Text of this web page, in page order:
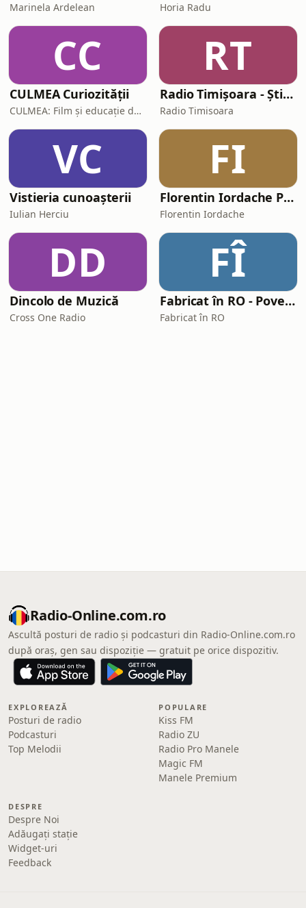
Marinela Ardelean Horia Radu
CC
CULMEA Curiozității
CULMEA: Film și educație de mediu
RT
Radio Timișoara - Știri, informații și ... muzica fiecărei generații!
Radio Timisoara
VC
Vistieria cunoașterii
Iulian Herciu
FI
Florentin Iordache Podcast
Florentin Iordache
DD
Dincolo de Muzică
Cross One Radio
FÎ
Fabricat în RO - Poveștile antreprenorilor care creează România. Hai să le ascultăm
Fabricat în RO
Radio-Online.com.ro
Ascultă posturi de radio și podcasturi din Radio-Online.com.ro
după oraș, gen sau dispoziție — gratuit pe orice dispozitiv.
EXPLOREAZĂ
Posturi de radio
Podcasturi
Top Melodii
POPULARE
Kiss FM
Radio ZU
Radio Pro Manele
Magic FM
Manele Premium
DESPRE
Despre Noi
Adăugați stație
Widget-uri
Feedback